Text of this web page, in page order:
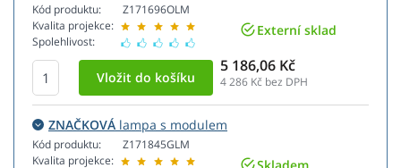
Kód produktu:
Kvalita projekce:
Spolehlivost:
Z171696OLM
Externí sklad
5 186,06 Kč
4 286 Kč bez DPH
ZNAČKOVÁ lampa s modulem
Kód produktu:
Kvalita projekce:
Z171845GLM
Skladem